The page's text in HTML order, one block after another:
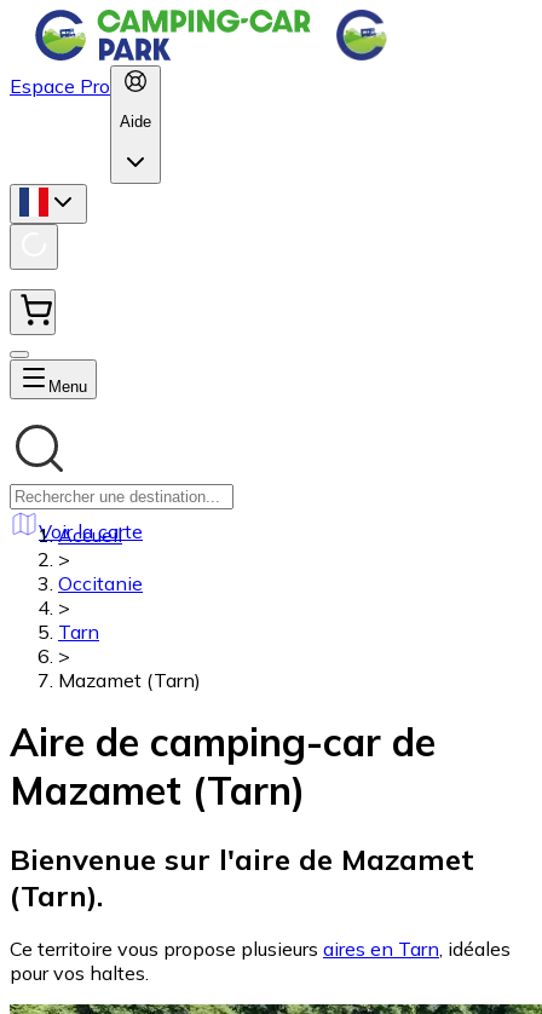
Espace Pro
Aide
Menu
Voir la carte
Accueil
>
Occitanie
>
Tarn
>
Mazamet (Tarn)
Aire de camping-car de
Mazamet (Tarn)
Bienvenue sur l'aire de Mazamet
(Tarn).
Ce territoire vous propose plusieurs aires en Tarn, idéales
pour vos haltes.